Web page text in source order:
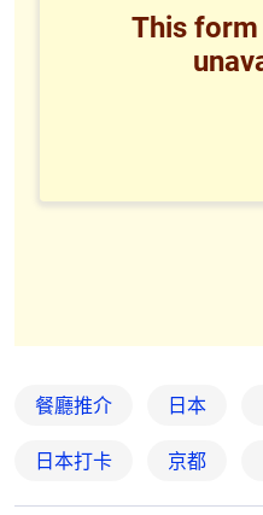
餐廳推介 日本
日本打卡 京都